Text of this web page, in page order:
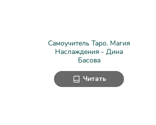
Самоучитель Таро. Магия
Наслаждения - Дина
Басова
Читать